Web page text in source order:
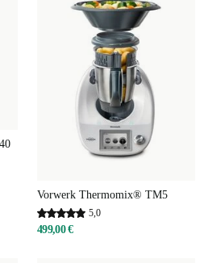
Vorwerk Thermomix® TM5